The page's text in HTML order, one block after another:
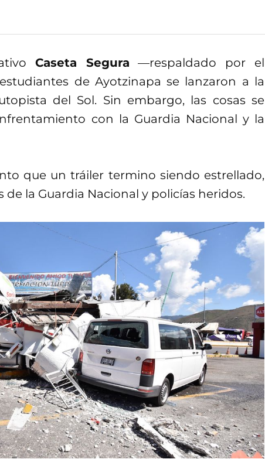
Caseta Segura —respaldado por el
de Ayotzinapa se lanzaron a la
del Sol. Sin embargo, las cosas se
con la Guardia Nacional y la
que un tráiler termino siendo estrellado,
la Guardia Nacional y policías heridos.